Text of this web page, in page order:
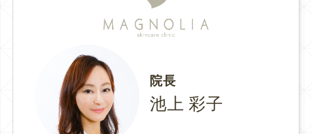
院長
池上 彩子